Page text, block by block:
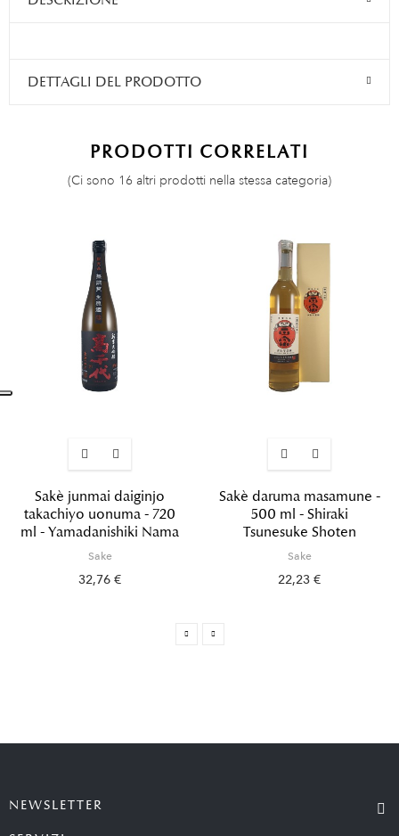
DETTAGLI DEL PRODOTTO
PRODOTTI CORRELATI
(Ci sono 16 altri prodotti nella stessa categoria)
Sakè junmai daiginjo
takachiyo uonuma - 720
ml - Yamadanishiki Nama
Sake
32,76 €
Sakè daruma masamune -
500 ml - Shiraki
Tsunesuke Shoten
Sake
22,23 €
NEWSLETTER